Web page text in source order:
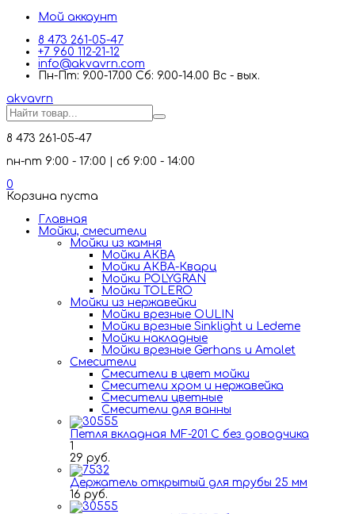
Мой аккаунт
8 473 261-05-47
+7 960 112-21-12
info@akvavrn.com
Пн-Пт: 9.00-17.00 Сб: 9.00-14.00 Вс - вых.
akvavrn
8 473 261-05-47
пн-пт 9:00 - 17:00 | сб 9:00 - 14:00
0
Корзина пуста
Главная
Мойки, смесители
Mойки из камня
Мойки АКВА
Мойки АКВА-Кварц
Мойки POLYGRAN
Мойки TOLERO
Мойки из нержавейки
Мойки врезные OULIN
Мойки врезные Sinklight и Ledeme
Мойки накладные
Мойки врезные Gerhans и Amalet
Смесители
Смесители в цвет мойки
Смесители хром и нержавейка
Смесители цветные
Смесители для ванны
Петля вкладная MF-201 C без доводчика
1
29 руб.
Держатель открытый для трубы 25 мм
16 руб.